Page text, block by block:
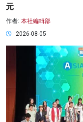
元
作者: 本社編輯部
2026-08-05